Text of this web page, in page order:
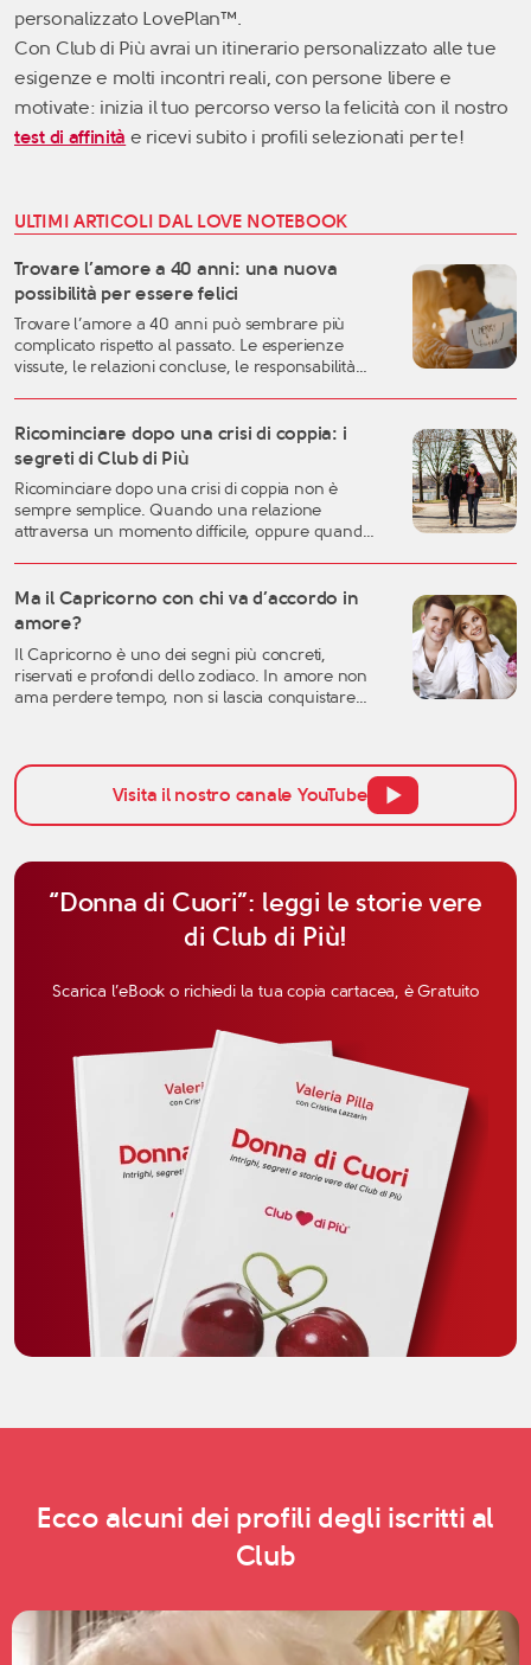
personalizzato LovePlan™.
Con Club di Più avrai un itinerario personalizzato alle tue
esigenze e molti incontri reali, con persone libere e
motivate: inizia il tuo percorso verso la felicità con il nostro
test di affinità e ricevi subito i profili selezionati per te!
ULTIMI ARTICOLI DAL LOVE NOTEBOOK
Trovare l’amore a 40 anni: una nuova
possibilità per essere felici
Trovare l’amore a 40 anni può sembrare più
complicato rispetto al passato. Le esperienze
vissute, le relazioni concluse, le responsabilità
fase della vita può rappresentare uno dei
momenti migliori per costruire una relazione
autentica, consapevole e duratura. A
quarant’anni si possiedono generalmente una
[…]
Ricominciare dopo una crisi di coppia: i
segreti di Club di Più
Ricominciare dopo una crisi di coppia non è
sempre semplice. Quando una relazione
attraversa un momento difficile, oppure quando
crisi sentimentale può mettere in discussione
molte certezze: l’idea che avevamo dell’amore, la
percezione […]
Ma il Capricorno con chi va d’accordo in
amore?
Il Capricorno è uno dei segni più concreti,
riservati e profondi dello zodiaco. In amore non
ama perdere tempo, non si lascia conquistare
quando si parla di affinità del Capricorno in
amore, non bisogna pensare solo all’attrazione
iniziale, ma anche alla […]Visita il nostro canale YouTube
“Donna di Cuori”: leggi le storie vere
di Club di Più!
Scarica l’eBook o richiedi la tua copia cartacea, è Gratuito
Ecco alcuni dei profili degli iscritti al
Club